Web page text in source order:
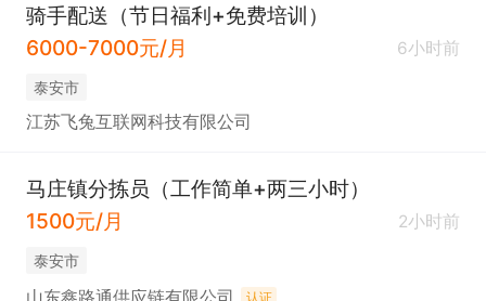
骑手配送（节日福利+免费培训）
6000-7000元/月
6小时前
泰安市
江苏飞兔互联网科技有限公司
马庄镇分拣员（工作简单+两三小时）
1500元/月
2小时前
泰安市
认证